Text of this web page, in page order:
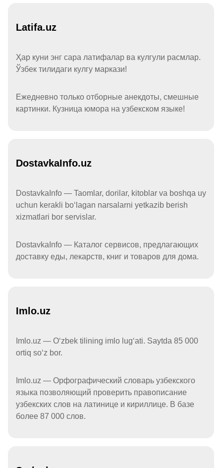
Latifa.uz
Ҳар куни энг сара латифалар ва кулгули расмлар.
Ўзбек тилидаги кулгу маркази!
Ежедневно только отборные анекдоты, смешные
картинки. Кузница юмора на узбекском языке!
DostavkaInfo.uz
DostavkaInfo — Taomlar, dorilar, kitoblar va boshqa uy
uchun kerakli boʻlagan narsalarni yetkazib berish
xizmatlari bor servislar.
DostavkaInfo — Каталог сервисов, предлагающих
доставку еды, лекарств, книг и товаров для дома.
Imlo.uz
Imlo.uz — Oʻzbek tilining imlo lugʻati. Saytda 85 000
ortiq soʻz bor.
Imlo.uz — Орфографический словарь узбекского
языка позволяющий проверить правописание
узбекских слов на латинице и кириллице. В базе
более 87 000 слов.